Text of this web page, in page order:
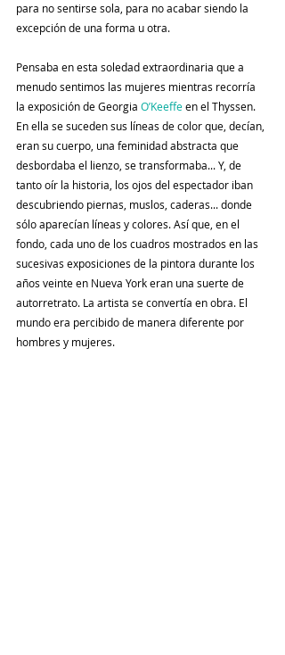
para no sentirse sola, para no acabar siendo la
excepción de una forma u otra.
Pensaba en esta soledad extraordinaria que a
menudo sentimos las mujeres mientras recorría
la exposición de Georgia O’Keeffe en el Thyssen.
En ella se suceden sus líneas de color que, decían,
eran su cuerpo, una feminidad abstracta que
desbordaba el lienzo, se transformaba... Y, de
tanto oír la historia, los ojos del espectador iban
descubriendo piernas, muslos, caderas... donde
sólo aparecían líneas y colores. Así que, en el
fondo, cada uno de los cuadros mostrados en las
sucesivas exposiciones de la pintora durante los
años veinte en Nueva York eran una suerte de
autorretrato. La artista se convertía en obra. El
mundo era percibido de manera diferente por
hombres y mujeres.